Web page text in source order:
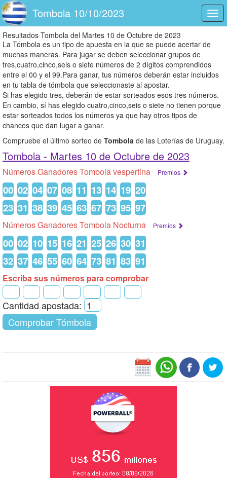
Tombola 10/10/2023
Resultados Tombola del Martes 10 de Octubre de 2023
La Tómbola es un tipo de apuesta en la que se puede acertar de
muchas maneras. Para jugar se deben seleccionar grupos de
tres,cuatro,cinco,seis o siete números de 2 dígitos comprendidos
entre el 00 y el 99.Para ganar, tus números deberán estar incluidos
en tu tabla de tómbola que seleccionaste al apostar.
Si has elegido tres, deberán de estar sorteados esos tres números.
En cambio, sí has elegido cuatro,cinco,seis o siete no tienen porque
estar sorteados todos los números ya que hay otros tipos de
chances que dan lugar a ganar.
Compruebe el último sorteo de Tombola de las Loterías de Uruguay.
Tombola - Martes 10 de Octubre de 2023
Números Ganadores Tombola vespertina Premios
00 02 04 07 08 11 13 14 19 20
23 31 38 39 45 63 67 73 95 97
Números Ganadores Tombola Nocturna Premios
00 02 10 15 16 21 25 26 30 31
32 37 46 55 60 64 73 81 83 91
Escriba sus números para comprobar
Cantidad apostada:
Comprobar Tómbola